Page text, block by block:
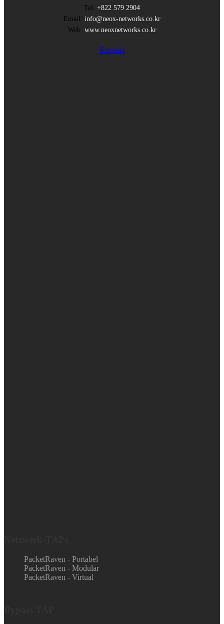
Tel: +822 579 2904
Email: info@neox-networks.co.kr
Web: www.neoxnetworks.co.kr
Kontakt
PacketRaven - Portabel
PacketRaven - Modular
PacketRaven - Virtual